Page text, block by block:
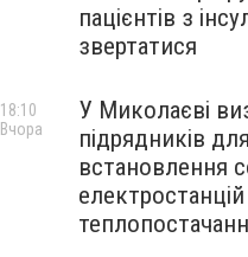
пацієнтів з
звертатися
У Миколаєві
підрядників для
встановлення
18:10
Вчора